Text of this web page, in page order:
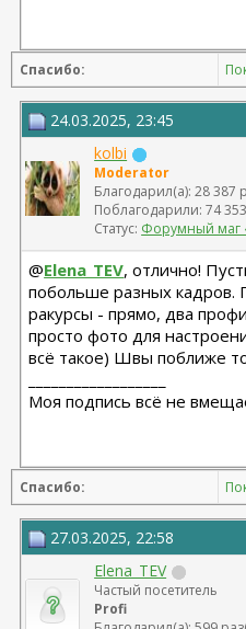
Спасибо:
24.03.2025, 23:45
kolbi
Moderator
Благодарил(а): 28 387
Поблагодарили: 74
Статус: Форумный маг
@Elena_TEV, отлично!
побольше разных
ракурсы - прямо, два
просто фото для
всё такое) Швы поближе
Моя подпись всё не
Спасибо:
27.03.2025, 22:58
Elena_TEV
Частый посетитель
Profi